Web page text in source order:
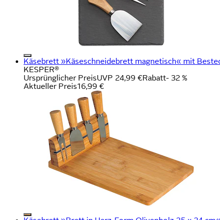
Käsebrett »Käseschneidebrett magnetisch« mit
KESPER®
Ursprünglicher PreisUVP 24,99 €Rabatt- 32 %
Aktueller Preis16,99 €